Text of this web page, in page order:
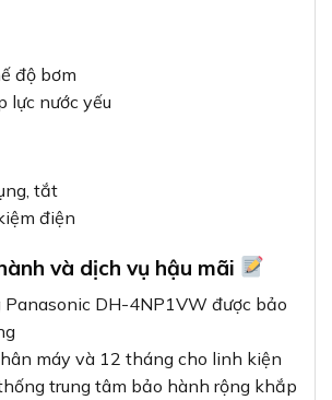
độ bơm
lực nước yếu
tắt
điện
và dịch vụ hậu mãi
Panasonic DH-4NP1VW được bảo
máy và 12 tháng cho linh kiện
trung tâm bảo hành rộng khắp